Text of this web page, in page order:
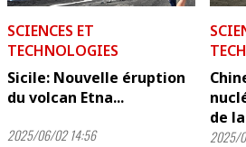
SCIENCES ET
TECHNOLOGIES
Sicile: Nouvelle éruption
du volcan Etna...
2025/06/02 14:56
de
2025/